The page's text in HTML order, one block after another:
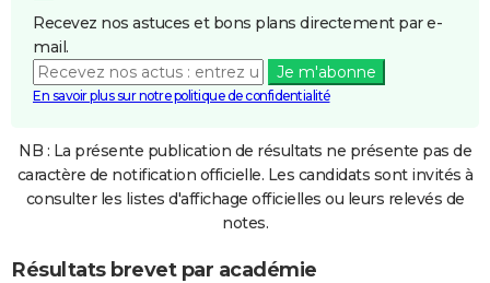
Recevez nos astuces et bons plans directement par e-
mail.
Je m'abonne
En savoir plus sur notre politique de confidentialité
NB : La présente publication de résultats ne présente pas de
caractère de notification officielle. Les candidats sont invités à
consulter les listes d'affichage officielles ou leurs relevés de
notes.
Résultats brevet par académie